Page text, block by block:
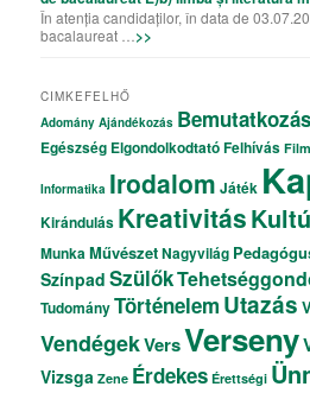
În atenția candidaților, în data de
bacalaureat … >>
CIMKEFELHŐ
Adomány Ajándékozás Bemutatkozás
Egészség ElgondolkodtatóFelhívás Film
Informatika Irodalom Játék
Kirándulás Kreativitás
MunkaMűvészetNagyvilág
Színpad Szülők
TudományTörténelem Utazás
VendégekVersVerseny
Vizsga Zene Érdekes Érettségi